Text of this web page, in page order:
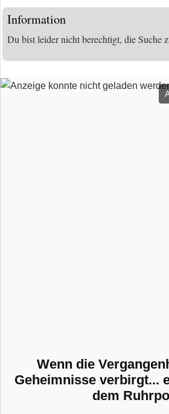
Information
Du bist leider nicht berechtigt, die Suche
Wenn die
Geheimnisse verbirgt...
dem